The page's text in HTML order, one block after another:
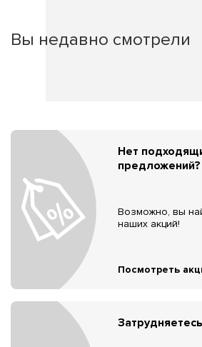
Вы недавно смотрели
Нет
предложений?
Возможно, вы
наших акций!
Посмотреть